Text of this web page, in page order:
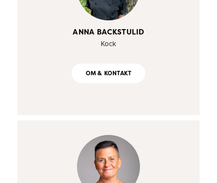
ANNA BACKSTULID
Kock
OM & KONTAKT